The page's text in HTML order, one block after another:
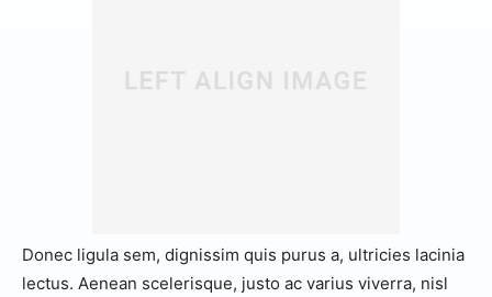
Donec ligula sem, dignissim quis purus a, ultricies lacinia
lectus. Aenean scelerisque, justo ac varius viverra, nisl